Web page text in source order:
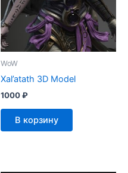
WoW
Xal’atath 3D Model
1000₽
В корзину